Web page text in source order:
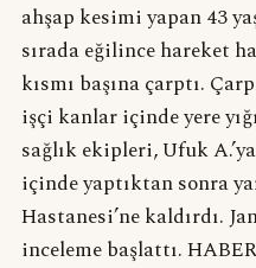
ahşap kesimi yapan 43
sırada eğilince hareket
kısmı başına çarptı.
işçi kanlar içinde yere
sağlık ekipleri, Ufuk
içinde yaptıktan sonra
Hastanesi’ne kaldırdı.
inceleme başlattı.